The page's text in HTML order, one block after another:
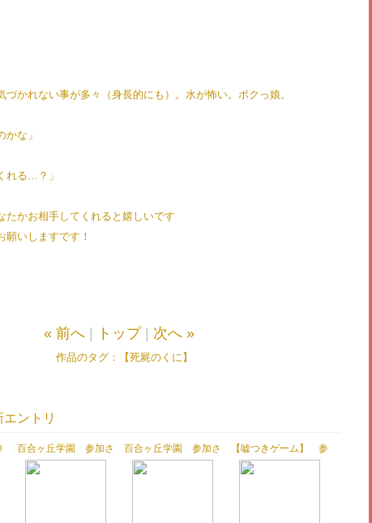
かれない事が多々（身長的にも）。水が怖い。ボクっ娘。
かな」
れる…？」
たかお相手してくれると嬉しいです
願いしますです！
« 前へ トップ 次へ »
作品のタグ： 【死屍のくに】
ントリ
百合ヶ丘学園 参加さ
せていただきました
百合ヶ丘学園 参加さ
せていただきました
【嘘つきゲーム】 参
加させていただきまし